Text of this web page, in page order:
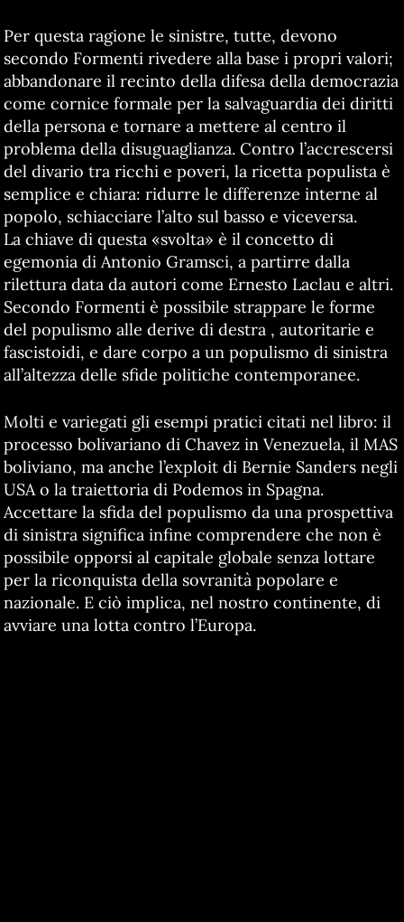
Per questa ragione le sinistre, tutte, devono
secondo Formenti rivedere alla base i propri valori;
abbandonare il recinto della difesa della democrazia
come cornice formale per la salvaguardia dei diritti
della persona e tornare a mettere al centro il
problema della disuguaglianza. Contro l’accrescersi
del divario tra ricchi e poveri, la ricetta populista è
semplice e chiara: ridurre le differenze interne al
popolo, schiacciare l’alto sul basso e viceversa.
La chiave di questa «svolta» è il concetto di
egemonia di Antonio Gramsci, a partirre dalla
rilettura data da autori come Ernesto Laclau e altri.
Secondo Formenti è possibile strappare le forme
del populismo alle derive di destra , autoritarie e
fascistoidi, e dare corpo a un populismo di sinistra
all’altezza delle sfide politiche contemporanee.
Molti e variegati gli esempi pratici citati nel libro: il
processo bolivariano di Chavez in Venezuela, il MAS
boliviano, ma anche l’exploit di Bernie Sanders negli
USA o la traiettoria di Podemos in Spagna.
Accettare la sfida del populismo da una prospettiva
di sinistra significa infine comprendere che non è
possibile opporsi al capitale globale senza lottare
per la riconquista della sovranità popolare e
nazionale. E ciò implica, nel nostro continente, di
avviare una lotta contro l’Europa.